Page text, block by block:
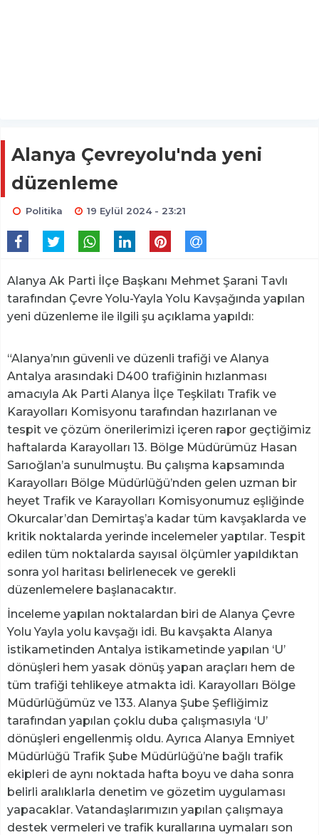
Alanya Çevreyolu'nda yeni
düzenleme
Politika 19 Eylül 2024 - 23:21
Alanya Ak Parti İlçe Başkanı Mehmet Şarani Tavlı
tarafından Çevre Yolu-Yayla Yolu Kavşağında yapılan
yeni düzenleme ile ilgili şu açıklama yapıldı:
“Alanya’nın güvenli ve düzenli trafiği ve Alanya
Antalya arasındaki D400 trafiğinin hızlanması
amacıyla Ak Parti Alanya İlçe Teşkilatı Trafik ve
Karayolları Komisyonu tarafından hazırlanan ve
tespit ve çözüm önerilerimizi içeren rapor geçtiğimiz
haftalarda Karayolları 13. Bölge Müdürümüz Hasan
Sarıoğlan’a sunulmuştu. Bu çalışma kapsamında
Karayolları Bölge Müdürlüğü’nden gelen uzman bir
heyet Trafik ve Karayolları Komisyonumuz eşliğinde
Okurcalar’dan Demirtaş’a kadar tüm kavşaklarda ve
kritik noktalarda yerinde incelemeler yaptılar. Tespit
edilen tüm noktalarda sayısal ölçümler yapıldıktan
sonra yol haritası belirlenecek ve gerekli
düzenlemelere başlanacaktır.
İnceleme yapılan noktalardan biri de Alanya Çevre
Yolu Yayla yolu kavşağı idi. Bu kavşakta Alanya
istikametinden Antalya istikametinde yapılan ‘U’
dönüşleri hem yasak dönüş yapan araçları hem de
tüm trafiği tehlikeye atmakta idi. Karayolları Bölge
Müdürlüğümüz ve 133. Alanya Şube Şefliğimiz
tarafından yapılan çoklu duba çalışmasıyla ‘U’
dönüşleri engellenmiş oldu. Ayrıca Alanya Emniyet
Müdürlüğü Trafik Şube Müdürlüğü’ne bağlı trafik
ekipleri de aynı noktada hafta boyu ve daha sonra
belirli aralıklarla denetim ve gözetim uygulaması
yapacaklar. Vatandaşlarımızın yapılan çalışmaya
destek vermeleri ve trafik kurallarına uymaları son